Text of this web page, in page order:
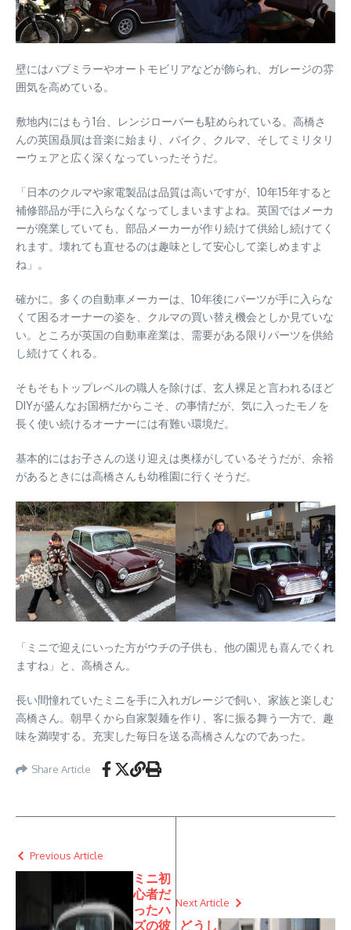
壁にはパブミラーやオートモビリアなどが飾られ、ガレージの雰
囲気を高めている。
敷地内にはもう1台、レンジローバーも駐められている。高橋さ
んの英国贔屓は音楽に始まり、バイク、クルマ、そしてミリタリ
ーウェアと広く深くなっていったそうだ。
「日本のクルマや家電製品は品質は高いですが、10年15年すると
補修部品が手に入らなくなってしまいますよね。英国ではメーカ
ーが廃業していても、部品メーカーが作り続けて供給し続けてく
れます。壊れても直せるのは趣味として安心して楽しめますよ
ね」。
確かに。多くの自動車メーカーは、10年後にパーツが手に入らな
くて困るオーナーの姿を、クルマの買い替え機会としか見ていな
い。ところが英国の自動車産業は、需要がある限りパーツを供給
し続けてくれる。
そもそもトップレベルの職人を除けば、玄人裸足と言われるほど
DIYが盛んなお国柄だからこそ、の事情だが、気に入ったモノを
長く使い続けるオーナーには有難い環境だ。
基本的にはお子さんの送り迎えは奥様がしているそうだが、余裕
があるときには高橋さんも幼稚園に行くそうだ。
「ミニで迎えにいった方がウチの子供も、他の園児も喜んでくれ
ますね」と、高橋さん。
長い間憧れていたミニを手に入れガレージで飼い、家族と楽しむ
高橋さん。朝早くから自家製麺を作り、客に振る舞う一方で、趣
味を満喫する。充実した毎日を送る高橋さんなのであった。
Share Article
Previous Article
ミニ初
心者だ
ったハ
ズの彼
Next Article
どうし